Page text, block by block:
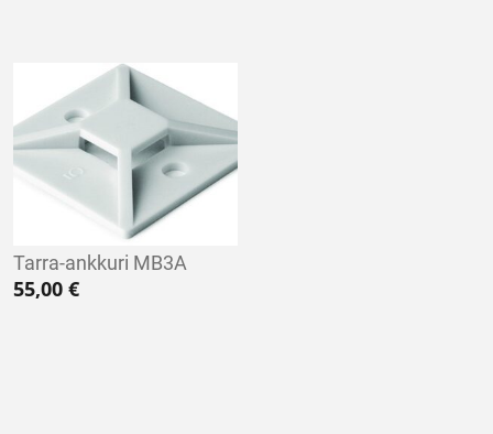
Tarra-ankkuri MB3A
55,00 €